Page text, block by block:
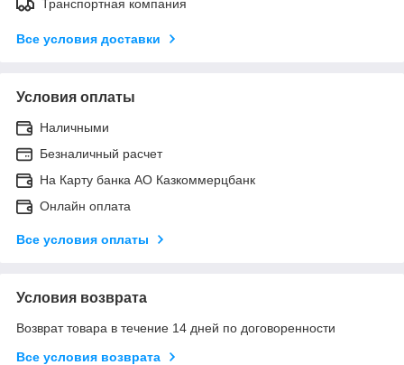
Транспортная компания
Все условия доставки
Условия оплаты
Наличными
Безналичный расчет
На Карту банка АО Казкоммерцбанк
Онлайн оплата
Все условия оплаты
Условия возврата
Возврат товара в течение 14 дней по договоренности
Все условия возврата